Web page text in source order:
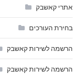
אתרי קאשבק
בחירת העורכים
הרשמה לשירות קאשבק
הרשמה לשירות קאשבק